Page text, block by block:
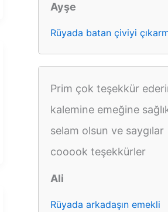
Ayşe
Rüyada batan çiviyi
Prim çok teşekkür
kalemine emeğine
selam olsun ve saygılar
cooook teşekkürler
Ali
Rüyada arkadaşın emekli